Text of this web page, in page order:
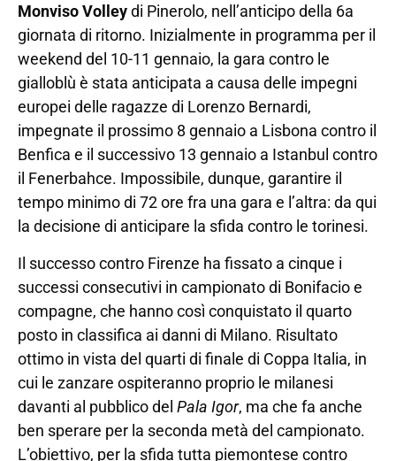
Monviso Volleydi Pinerolo, nell’anticipo della 6a
giornata di ritorno. Inizialmente in programma per il
weekend del 10-11 gennaio, la gara contro le
gialloblù è stata anticipata a causa delle impegni
europei delle ragazze di Lorenzo Bernardi,
impegnate il prossimo 8 gennaio a Lisbona contro il
Benfica e il successivo 13 gennaio a Istanbul contro
il Fenerbahce. Impossibile, dunque, garantire il
tempo minimo di 72 ore fra una gara e l’altra: da qui
la decisione di anticipare la sfida contro le torinesi.
Il successo contro Firenze ha fissato a cinque i
successi consecutivi in campionato di Bonifacio e
compagne, che hanno così conquistato il quarto
posto in classifica ai danni di Milano. Risultato
ottimo in vista del quarti di finale di Coppa Italia, in
cui le zanzare ospiteranno proprio le milanesi
davanti al pubblico del Pala Igor, ma che fa anche
ben sperare per la seconda metà del campionato.
L’obiettivo, per la sfida tutta piemontese contro